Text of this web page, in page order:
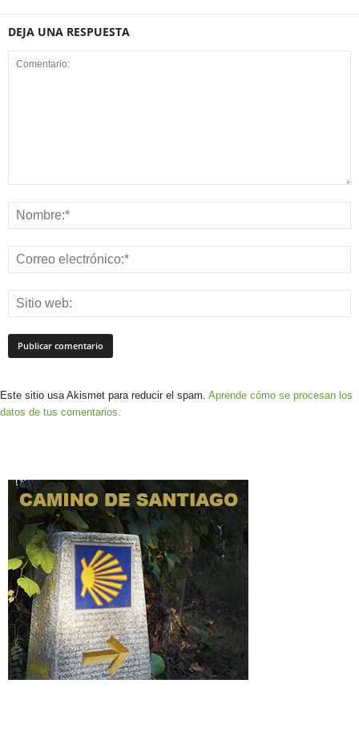
DEJA UNA RESPUESTA
Este sitio usa Akismet para reducir el spam. Aprende cómo se procesan los
datos de tus comentarios.